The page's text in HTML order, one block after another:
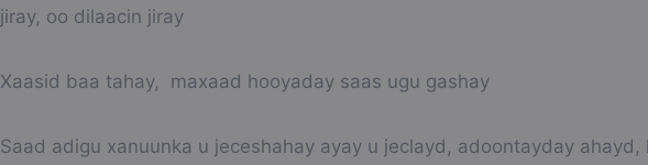
jiray, oo dilaacin jiray
Xaasid baa tahay, maxaad hooyaday saas ugu gashay
Saad adigu xanuunka u jeceshahay ayay u jeclayd, adoontayday ahayd,